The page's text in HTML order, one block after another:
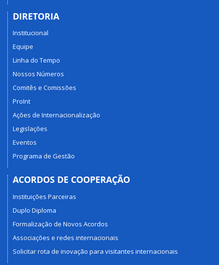
DIRETORIA
Institucional
Equipe
Linha do Tempo
Nossos Números
Comitês e Comissões
ProInt
Ações de Internacionalização
Legislações
Eventos
Programa de Gestão
ACORDOS DE COOPERAÇÃO
Instituições Parceiras
Duplo Diploma
Formalização de Novos Acordos
Associações e redes internacionais
Solicitar rota de inovação para visitantes internacionais